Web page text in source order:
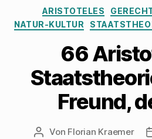
ARISTOTELES
NATUR-KULTUR
66
Freund,
Beitragsautor
Von Florian Kraemer